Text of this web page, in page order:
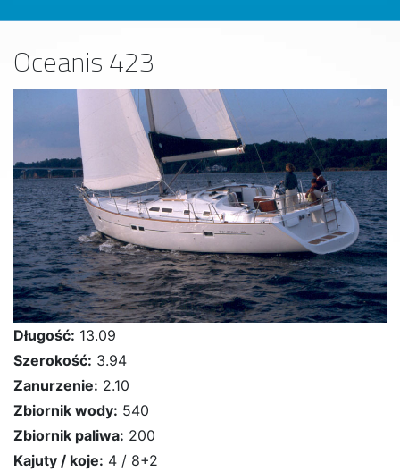
Oceanis 423
Długość: 13.09
Szerokość: 3.94
Zanurzenie: 2.10
Zbiornik wody: 540
Zbiornik paliwa: 200
Kajuty / koje: 4 / 8+2